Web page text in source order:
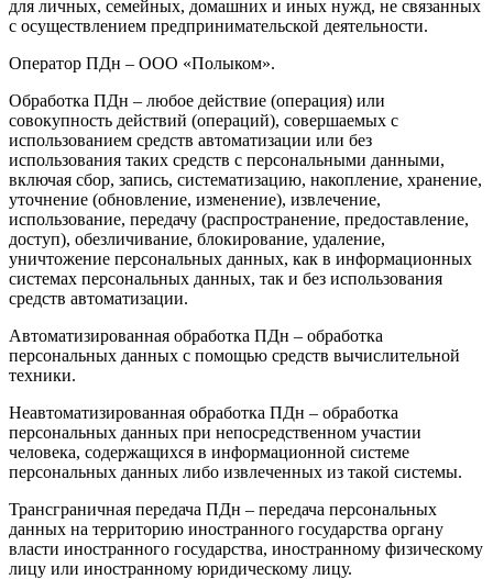
для личных, семейных, домашних и иных нужд, не связанных
с осуществлением предпринимательской деятельности.
Оператор ПДн – ООО «Полыком».
Обработка ПДн – любое действие (операция) или
совокупность действий (операций), совершаемых с
использованием средств автоматизации или без
использования таких средств с персональными данными,
включая сбор, запись, систематизацию, накопление, хранение,
уточнение (обновление, изменение), извлечение,
использование, передачу (распространение, предоставление,
доступ), обезличивание, блокирование, удаление,
уничтожение персональных данных, как в информационных
системах персональных данных, так и без использования
средств автоматизации.
Автоматизированная обработка ПДн – обработка
персональных данных с помощью средств вычислительной
техники.
Неавтоматизированная обработка ПДн – обработка
персональных данных при непосредственном участии
человека, содержащихся в информационной системе
персональных данных либо извлеченных из такой системы.
Трансграничная передача ПДн – передача персональных
данных на территорию иностранного государства органу
власти иностранного государства, иностранному физическому
лицу или иностранному юридическому лицу.